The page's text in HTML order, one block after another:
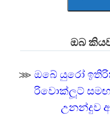
ඔබ
⋙ඔබේ යුරෝ
රිවොක්ලූට්
උනන්දුව